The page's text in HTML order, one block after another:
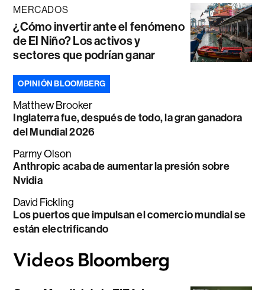
MERCADOS
¿Cómo invertir ante el fenómeno
de El Niño? Los activos y
sectores que podrían ganar
OPINIÓN BLOOMBERG
Matthew Brooker
Inglaterra fue, después de todo, la gran ganadora
del Mundial 2026
Parmy Olson
Anthropic acaba de aumentar la presión sobre
Nvidia
David Fickling
Los puertos que impulsan el comercio mundial se
están electrificando